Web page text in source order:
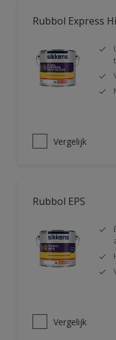
Rubbol Express
Vergelijk
Rubbol EPS
Vergelijk